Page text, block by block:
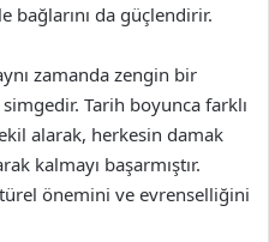
bağlarını da güçlendirir.
zamanda zengin bir
Tarih boyunca farklı
alarak, herkesin damak
kalmayı başarmıştır.
önemini ve evrenselliğini